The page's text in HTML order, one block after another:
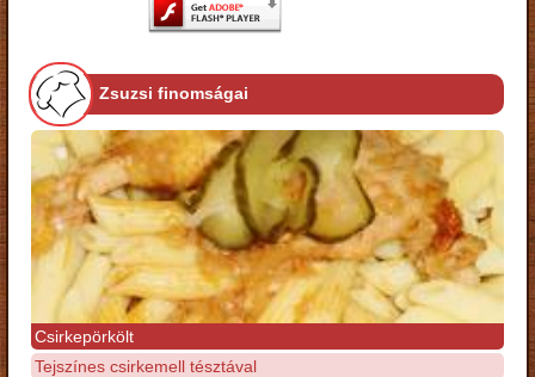
Zsuzsi finomságai
Csirkepörkölt
Tejszínes csirkemell tésztával